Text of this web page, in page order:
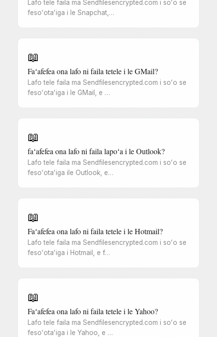
Lafo tele faila ma Sendfilesencrypted.com i soʻo se
fesoʻotaʻiga i le Snapchat,…
📖
Faʻafefea ona lafo ni faila tetele i le GMail?
Lafo tele faila ma Sendfilesencrypted.com i soʻo se
fesoʻotaʻiga i le GMail, e …
📖
faʻafefea ona lafo ni faila lapoʻa i le Outlook?
Lafo tele faila ma Sendfilesencrypted.com i soʻo se
fesoʻotaʻiga ile Outlook, e…
📖
Faʻafefea ona lafo ni faila tetele i le Hotmail?
Lafo tele faila ma Sendfilesencrypted.com i soʻo se
fesoʻotaʻiga i Hotmail, e f…
📖
Faʻafefea ona lafo ni faila tetele i le Yahoo?
Lafo tele faila ma Sendfilesencrypted.com i soʻo se
fesoʻotaʻiga i le Yahoo, e …